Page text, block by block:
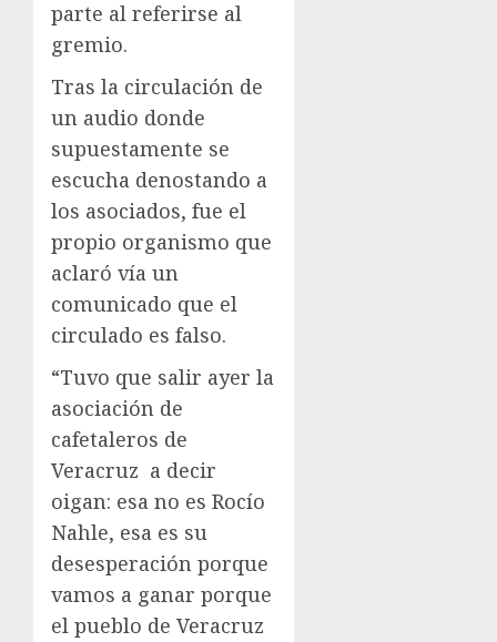
parte al referirse al
gremio.
Tras la circulación de
un audio donde
supuestamente se
escucha denostando a
los asociados, fue el
propio organismo que
aclaró vía un
comunicado que el
circulado es falso.
“Tuvo que salir ayer la
asociación de
cafetaleros de
Veracruz a decir
oigan: esa no es Rocío
Nahle, esa es su
desesperación porque
vamos a ganar porque
el pueblo de Veracruz